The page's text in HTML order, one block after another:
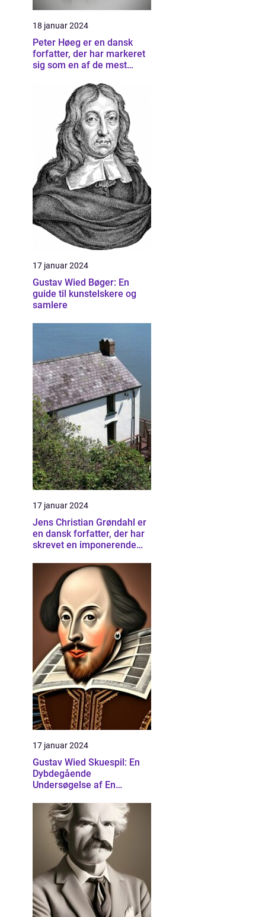
18 januar 2024
Peter Høeg er en dansk
forfatter, der har markeret
sig som en af de mest
inden for dansk litteratur
17 januar 2024
Gustav Wied Bøger: En
guide til kunstelskere og
samlere
17 januar 2024
Jens Christian Grøndahl er
en dansk forfatter, der har
skrevet en imponerende
debut i 1985
17 januar 2024
Gustav Wied Skuespil: En
Dybdegående
Undersøgelse af En